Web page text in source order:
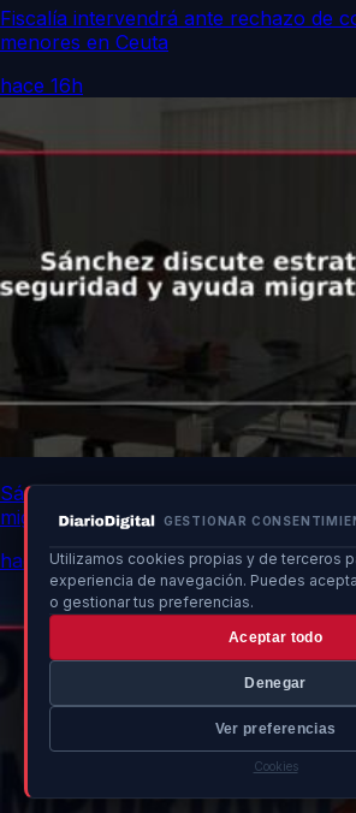
GESTIONAR
Utilizamos cookies propias y de terceros
experiencia de navegación. Puedes
o gestionar tus preferencias.
Aceptar todo
Denegar
Ver preferencias
Cookies
Fiscalía intervendrá ante rechazo de
menores en Ceuta
hace 16h
Sánchez discute estrategias para
migratoria en Ceuta
hace 16h